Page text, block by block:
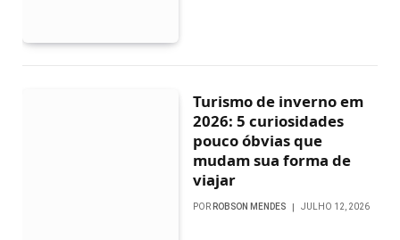
Turismo de inverno em
2026: 5 curiosidades
pouco óbvias que
mudam sua forma de
viajar
POR ROBSON MENDES JULHO 12, 2026